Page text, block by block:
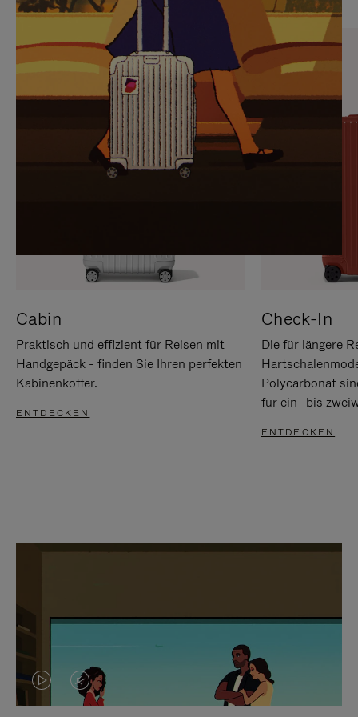
SIE,
UM
ANZUHALTEN
AUFHEBEN
DER
STUMMSCHALTUNG
Cabin
Praktisch und effizient für Reisen mit
Handgepäck - finden Sie Ihren perfekten
Kabinenkoffer.
ENTDECKEN
Check-In
Die für längere
Polycarbonat
für ein- bis
ENTDECKEN
DASVIDEO